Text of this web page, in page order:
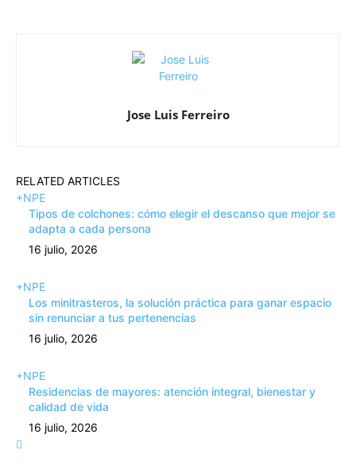
Jose Luis Ferreiro
RELATED ARTICLES
+NPE
Tipos de colchones: cómo elegir el descanso que mejor se
adapta a cada persona
16 julio, 2026
+NPE
Los minitrasteros, la solución práctica para ganar espacio
sin renunciar a tus pertenencias
16 julio, 2026
+NPE
Residencias de mayores: atención integral, bienestar y
calidad de vida
16 julio, 2026